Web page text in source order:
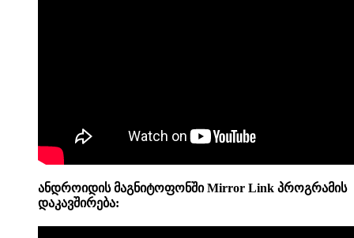
ანდროიდის მაგნიტოფონშიMirror Link პროგრამის
დაკავშირება: